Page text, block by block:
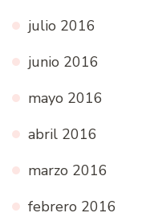
julio 2016
junio 2016
mayo 2016
abril 2016
marzo 2016
febrero 2016